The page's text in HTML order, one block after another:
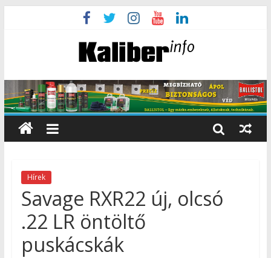
Hírek
Savage RXR22 új, olcsó
.22 LR öntöltő
puskácskák